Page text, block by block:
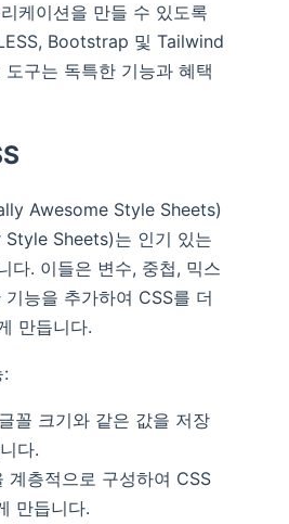
케이션을 만들 수 있도록
Bootstrap 및 Tailwind
구는 독특한 기능과 혜택
Awesome Style Sheets)
Style Sheets)는 인기 있는
다. 이들은 변수, 중첩, 믹스
능을 추가하여 CSS를 더
만듭니다.
:
꼴 크기와 같은 값을 저장
다.
계층적으로 구성하여 CSS
만듭니다.